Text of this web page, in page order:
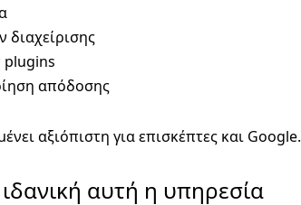
διαχείρισης
plugins
απόδοσης
αξιόπιστη για επισκέπτες και Google.
ιδανική αυτή η υπηρεσία